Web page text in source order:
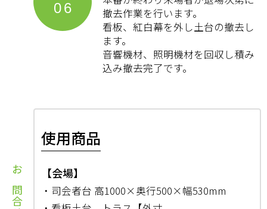
お問合せ
06
撤去作業を行います。
看板、紅白幕を外し土台の撤去し
ます。
音響機材、照明機材を回収し積み
込み撤去完了です。
使用商品
【会場】
・司会者台 高1000×奥行500×幅530mm